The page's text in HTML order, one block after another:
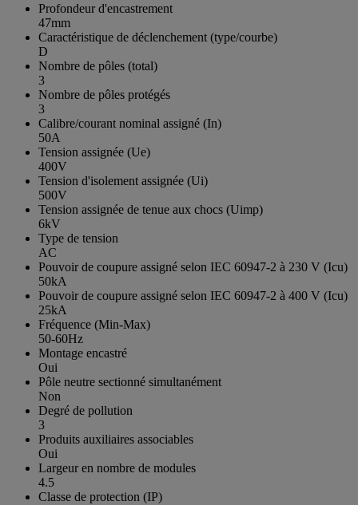
Profondeur d'encastrement
47mm
Caractéristique de déclenchement (type/courbe)
D
Nombre de pôles (total)
3
Nombre de pôles protégés
3
Calibre/courant nominal assigné (In)
50A
Tension assignée (Ue)
400V
Tension d'isolement assignée (Ui)
500V
Tension assignée de tenue aux chocs (Uimp)
6kV
Type de tension
AC
Pouvoir de coupure assigné selon IEC 60947-2 à 230 V (Icu)
50kA
Pouvoir de coupure assigné selon IEC 60947-2 à 400 V (Icu)
25kA
Fréquence (Min-Max)
50-60Hz
Montage encastré
Oui
Pôle neutre sectionné simultanément
Non
Degré de pollution
3
Produits auxiliaires associables
Oui
Largeur en nombre de modules
4.5
Classe de protection (IP)